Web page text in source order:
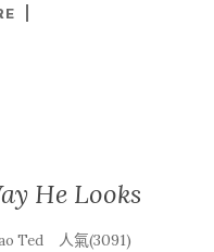
He Looks
Ted 人氣(3091)